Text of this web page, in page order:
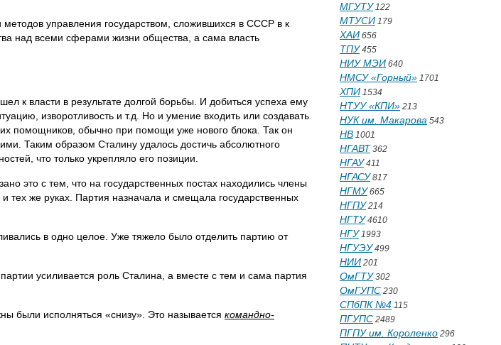
управления государством, сложившихся в СССР в к
над всеми сферами жизни общества, а сама власть
к власти в результате долгой борьбы. И добиться успеха ему
изворотливость и т.д. Но и умение входить или создавать
помощников, обычно при помощи уже нового блока. Так он
Таким образом Сталину удалось достичь абсолютного
что только укрепляло его позиции.
это с тем, что на государственных постах находились члены
тех же руках. Партия назначала и смещала государственных
в одно целое. Уже тяжело было отделить партию от
усиливается роль Сталина, а вместе с тем и сама партия
были исполняться «снизу». Это называется командно-
МГУТУ122
МТУСИ 179
ХАИ 656
ТПУ455
НИУ МЭИ 640
НМСУ «Горный» 1701
ХПИ 1534
НТУУ «КПИ» 213
НУК им. Макарова 543
НВ 1001
НГАВТ 362
НГАУ411
НГАСУ817
НГМУ665
НГПУ214
НГТУ4610
НГУ1993
НГУЭУ499
НИИ 201
ОмГТУ302
ОмГУПС 230
СПбПК №4 115
ПГУПС 2489
ПГПУ им. Короленко 296